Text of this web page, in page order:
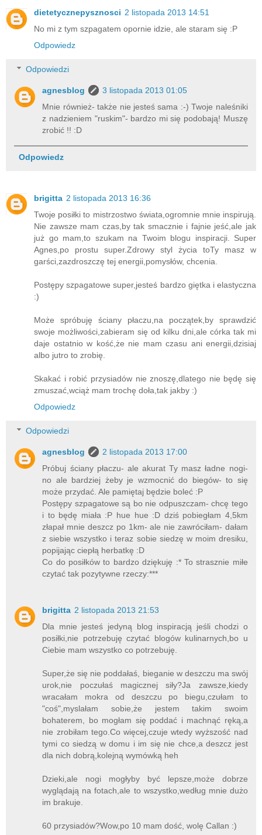
dietetycznepysznosci 2 listopada 2013 14:51
No mi z tym szpagatem opornie idzie, ale staram się :P
Odpowiedz
Odpowiedzi
agnesblog
3 listopada 2013 01:05
Mnie również- także nie jesteś sama :-) Twoje naleśniki
z nadzieniem "ruskim"- bardzo mi się podobają! Muszę
zrobić !! :D
Odpowiedz
brigitta 2 listopada 2013 16:36
Twoje posiłki to mistrzostwo świata,ogromnie mnie inspirują.
Nie zawsze mam czas,by tak smacznie i fajnie jeść,ale jak
już go mam,to szukam na Twoim blogu inspiracji. Super
Agnes,po prostu super.Zdrowy styl życia toTy masz w
garści,zazdroszczę tej energii,pomysłów, chcenia.
Postępy szpagatowe super,jesteś bardzo giętka i elastyczna
:)
Może spróbuję ściany płaczu,na początek,by sprawdzić
swoje możliwości,zabieram się od kilku dni,ale córka tak mi
daje ostatnio w kość,że nie mam czasu ani energii,dzisiaj
albo jutro to zrobię.
Skakać i robić przysiadów nie znoszę,dlatego nie będę się
zmuszać,wciąż mam trochę doła,tak jakby :)
Odpowiedz
Odpowiedzi
agnesblog
2 listopada 2013 17:00
Próbuj ściany płaczu- ale akurat Ty masz ładne nogi-
no ale bardziej żeby je wzmocnić do biegów- to się
może przydać. Ale pamiętaj będzie boleć :P
Postępy szpagatowe są bo nie odpuszczam- chcę tego
i to będę miała :P hue hue :D dziś pobiegłam 4,5km
złapał mnie deszcz po 1km- ale nie zawróciłam- dałam
z siebie wszystko i teraz sobie siedzę w moim dresiku,
popijając ciepłą herbatkę :D
Co do posiłków to bardzo dziękuję :* To strasznie miłe
czytać tak pozytywne rzeczy:***
brigitta 2 listopada 2013 21:53
Dla mnie jesteś jedyną blog inspiracją jeśli chodzi o
posiłki,nie potrzebuję czytać blogów kulinarnych,bo u
Ciebie mam wszystko co potrzebuję.
Super,że się nie poddałaś, bieganie w deszczu ma swój
urok,nie poczułaś magicznej siły?Ja zawsze,kiedy
wracałam mokra od deszczu po biegu,czułam to
"coś",myslałam sobie,że jestem takim swoim
bohaterem, bo mogłam się poddać i machnąć ręką,a
nie zrobiłam tego.Co więcej,czuje wtedy wyższość nad
tymi co siedzą w domu i im się nie chce,a deszcz jest
dla nich dobrą,kolejną wymówką heh
Dzieki,ale nogi mogłyby być lepsze,może dobrze
wyglądają na fotach,ale to wszystko,według mnie dużo
im brakuje.
60 przysiadów?Wow,po 10 mam dość, wolę Callan :)